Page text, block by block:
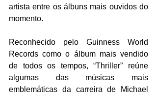
artista entre os álbuns mais ouvidos do
momento.
Reconhecido pelo Guinness World
Records como o álbum mais vendido
de todos os tempos, “Thriller” reúne
algumas das músicas mais
emblemáticas da carreira de Michael